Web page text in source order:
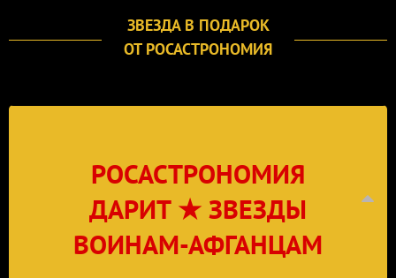
ЗВЕЗДА В ПОДАРОК
ОТ РОСАСТРОНОМИЯ
РОСАСТРОНОМИЯ
ДАРИТ ★ ЗВЕЗДЫ
ВОИНАМ-АФГАНЦАМ